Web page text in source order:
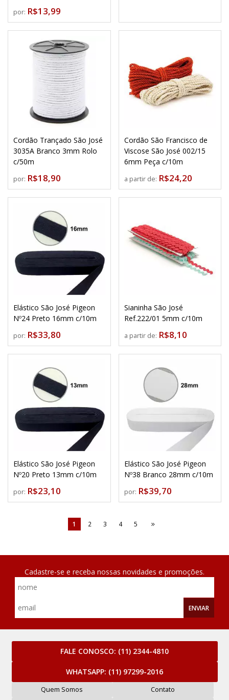
por: R$13,99
Cordão Trançado São José
3035A Branco 3mm Rolo
c/50m
por: R$18,90
Cordão São Francisco de
Viscose São José 002/15
6mm Peça c/10m
a partir de: R$24,20
Elástico São José Pigeon
Nº24 Preto 16mm c/10m
por: R$33,80
Sianinha São José
Ref.222/01 5mm c/10m
a partir de: R$8,10
Elástico São José Pigeon
Nº20 Preto 13mm c/10m
por: R$23,10
Elástico São José Pigeon
Nº38 Branco 28mm c/10m
por: R$39,70
1 2 3 4 5
Cadastre-se e receba nossas novidades e promoções.
ENVIAR
FALE CONOSCO: (11) 2344-4810
WHATSAPP: (11) 97299-2016
Quem Somos Contato